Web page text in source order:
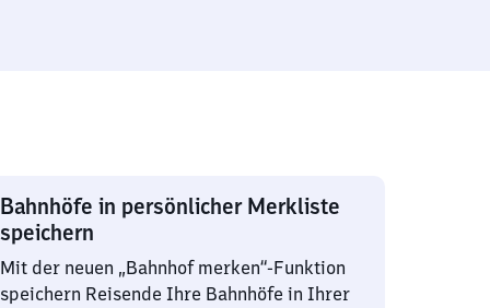
Bahnhöfe in persönlicher Merkliste
speichern
Mit der neuen „Bahnhof merken“-Funktion
speichern Reisende Ihre Bahnhöfe in Ihrer